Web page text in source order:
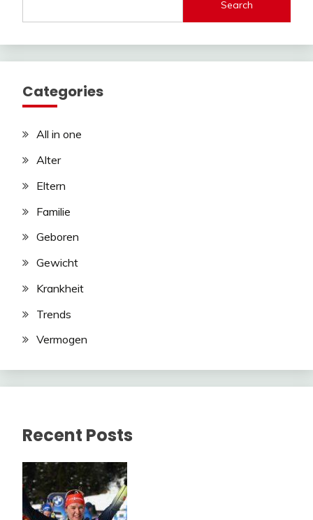
Search
Categories
All in one
Alter
Eltern
Familie
Geboren
Gewicht
Krankheit
Trends
Vermogen
Recent Posts